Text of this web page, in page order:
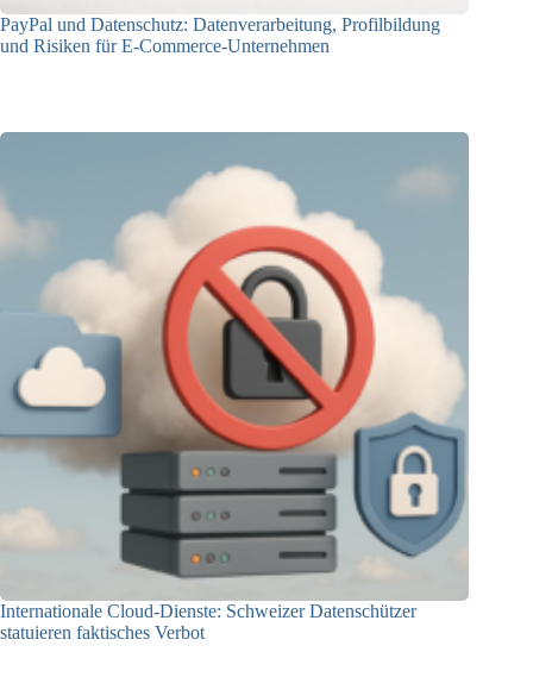
PayPal und Datenschutz: Datenverarbeitung, Profilbildung
und Risiken für E-Commerce-Unternehmen
Internationale Cloud-Dienste: Schweizer Datenschützer
statuieren faktisches Verbot